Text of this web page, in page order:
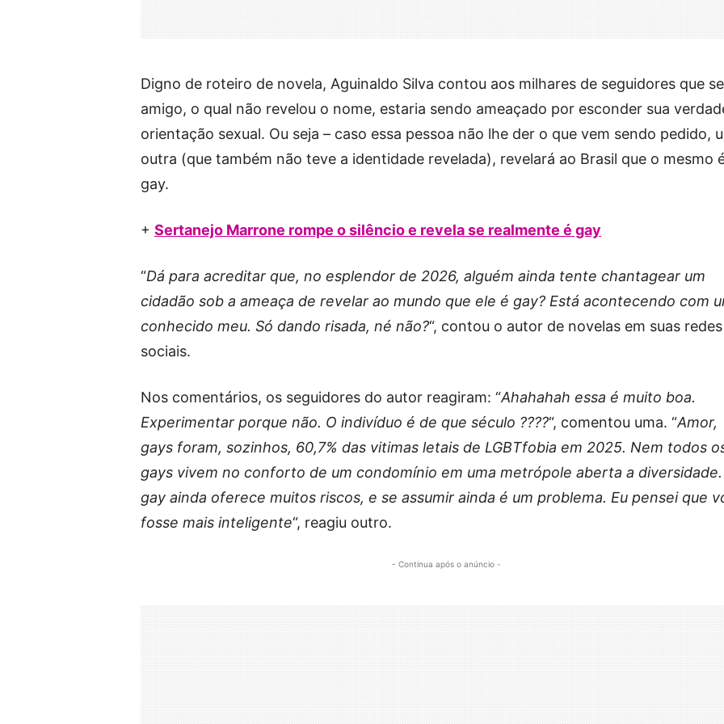
Digno de roteiro de novela, Aguinaldo Silva contou aos milhares de seguidores que
amigo, o qual não revelou o nome, estaria sendo ameaçado por esconder sua
orientação sexual. Ou seja – caso essa pessoa não lhe der o que vem sendo pedido,
outra (que também não teve a identidade revelada), revelará ao Brasil que o mesmo
gay.
+ Sertanejo Marrone rompe o silêncio e revela se realmente é gay
“Dá para acreditar que, no esplendor de 2026, alguém ainda tente chantagear um
cidadão sob a ameaça de revelar ao mundo que ele é gay? Está acontecendo com
conhecido meu. Só dando risada, né não?“, contou o autor de novelas em suas redes
sociais.
Nos comentários, os seguidores do autor reagiram: “Ahahahah essa é muito boa.
Experimentar porque não. O indivíduo é de que século ????“, comentou uma. “Amor,
gays foram, sozinhos, 60,7% das vitimas letais de LGBTfobia em 2025. Nem todos
gays vivem no conforto de um condomínio em uma metrópole aberta a
gay ainda oferece muitos riscos, e se assumir ainda é um problema. Eu pensei que
fosse mais inteligente“, reagiu outro.
- Continua após o anúncio -